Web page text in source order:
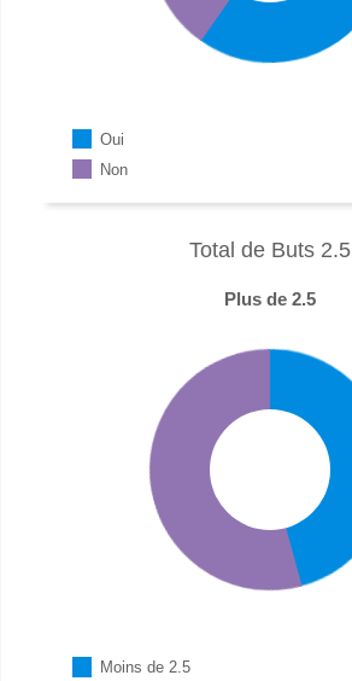
Oui
Non
Total de Buts 2.5
Plus de 2.5
Moins de 2.5